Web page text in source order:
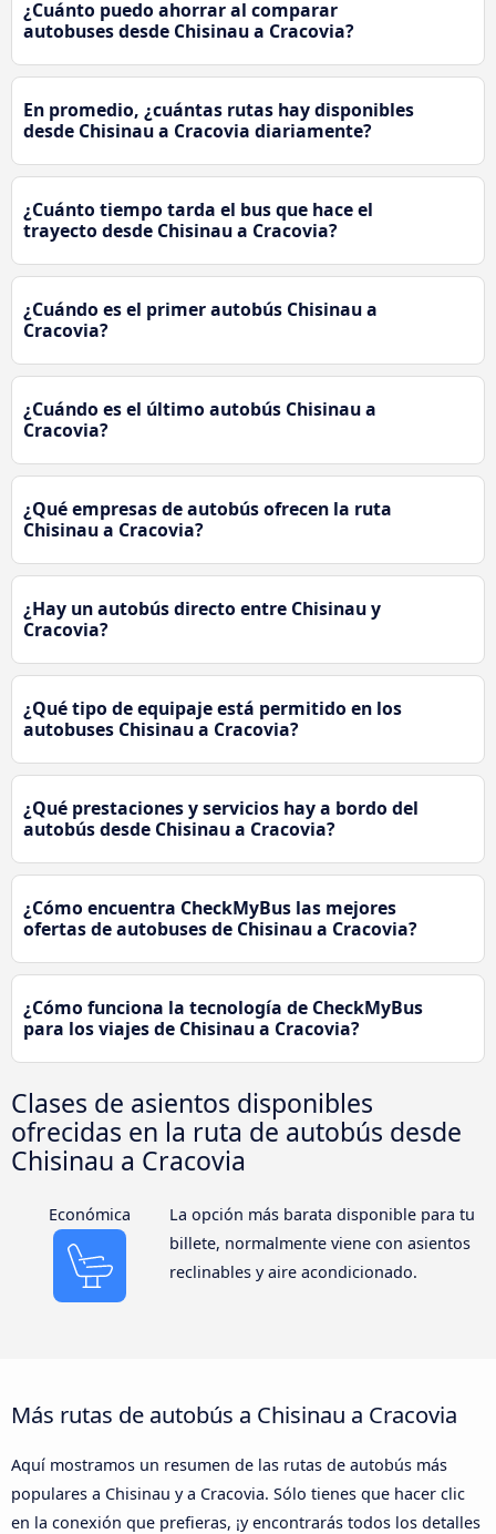
¿Cuánto puedo ahorrar al comparar
autobuses desde Chisinau a Cracovia?
En promedio, ¿cuántas rutas hay disponibles
desde Chisinau a Cracovia diariamente?
¿Cuánto tiempo tarda el bus que hace el
trayecto desde Chisinau a Cracovia?
¿Cuándo es el primer autobús Chisinau a
Cracovia?
¿Cuándo es el último autobús Chisinau a
Cracovia?
¿Qué empresas de autobús ofrecen la ruta
Chisinau a Cracovia?
¿Hay un autobús directo entre Chisinau y
Cracovia?
¿Qué tipo de equipaje está permitido en los
autobuses Chisinau a Cracovia?
¿Qué prestaciones y servicios hay a bordo del
autobús desde Chisinau a Cracovia?
¿Cómo encuentra CheckMyBus las mejores
ofertas de autobuses de Chisinau a Cracovia?
¿Cómo funciona la tecnología de CheckMyBus
para los viajes de Chisinau a Cracovia?
Clases de asientos disponibles
ofrecidas en la ruta de autobús desde
Chisinau a Cracovia
Económica
La opción más barata disponible para tu
billete, normalmente viene con asientos
reclinables y aire acondicionado.
Más rutas de autobús a Chisinau a Cracovia
Aquí mostramos un resumen de las rutas de autobús más
populares a Chisinau y a Cracovia. Sólo tienes que hacer clic
en la conexión que prefieras, ¡y encontrarás todos los detalles